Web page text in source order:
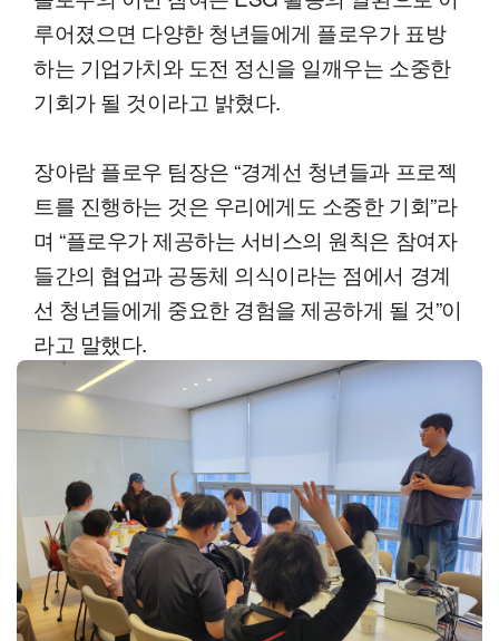
루어졌으면 다양한 청년들에게 플로우가 표방
하는 기업가치와 도전 정신을 일깨우는 소중한
기회가 될 것이라고 밝혔다.
장아람 플로우 팀장은 “경계선 청년들과 프로젝
트를 진행하는 것은 우리에게도 소중한 기회”라
며 “플로우가 제공하는 서비스의 원칙은 참여자
들간의 협업과 공동체 의식이라는 점에서 경계
선 청년들에게 중요한 경험을 제공하게 될 것”이
라고 말했다.